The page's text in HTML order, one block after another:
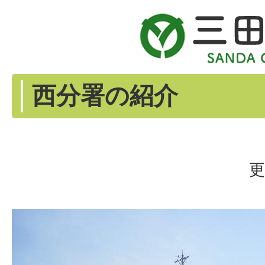
西分署の紹介